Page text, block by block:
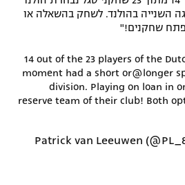
השנייה בהולנד. לשחק בהשאלה או
שחקנים!"
14 out of the 23 players of the
moment had a short or@longer
division. Playing on loan in
reserve team of their club! Both